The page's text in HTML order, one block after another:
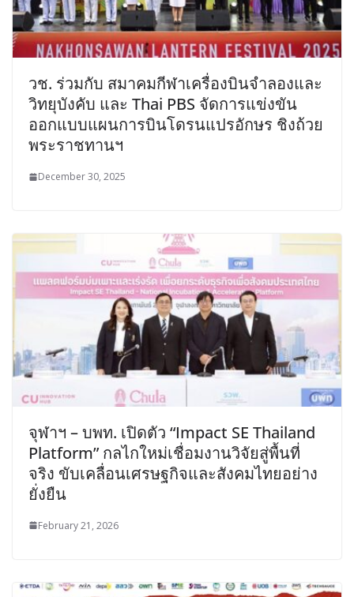
วช. ร่วมกับ สมาคมกีฬาเครื่องบินจำลองและ
วิทยุบังคับ และ Thai PBS จัดการแข่งขัน
ออกแบบแผนการบินโดรนแปรอักษร ชิงถ้วย
พระราชทานฯ
December 30, 2025
จุฬาฯ – บพท. เปิดตัว “Impact SE Thailand
Platform” กลไกใหม่เชื่อมงานวิจัยสู่พื้นที่
จริง ขับเคลื่อนเศรษฐกิจและสังคมไทยอย่าง
ยั่งยืน
February 21, 2026